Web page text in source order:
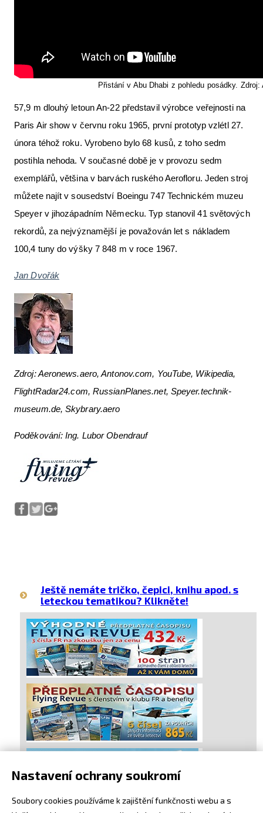
Přistání v Abu Dhabi z pohledu posádky. Zdroj:
57,9 m dlouhý letoun An-22 představil výrobce veřejnosti na
Paris Air show v červnu roku 1965, první prototyp vzlétl 27.
února téhož roku. Vyrobeno bylo 68 kusů, z toho sedm
postihla nehoda. V současné době je v provozu sedm
exemplářů, většina v barvách ruského Aerofloru. Jeden stroj
můžete najít v sousedství Boeingu 747 Technickém muzeu
Speyer v jihozápadním Německu. Typ stanovil 41 světových
rekordů, za nejvýznamější je považován let s nákladem
100,4 tuny do výšky 7 848 m v roce 1967.
Jan Dvořák
Zdroj: Aeronews.aero, Antonov.com, YouTube, Wikipedia,
FlightRadar24.com, RussianPlanes.net, Speyer.technik-
museum.de, Skybrary.aero
Poděkování: Ing. Lubor Obendrauf
Ještě nemáte tričko, čepici, knihu apod. s
leteckou tematikou? Klikněte!
Nastavení ochrany soukromí
Soubory cookies používáme k zajištění funkčnosti webu a s